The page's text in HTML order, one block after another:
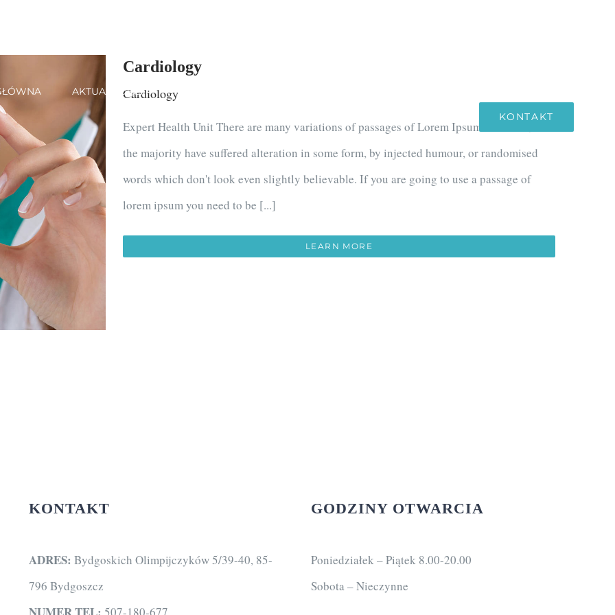
AKTUALNOŚCI NASZ ZESPÓŁ
KONTAKT
Cardiology
Cardiology
Expert Health Unit There are many variations of passages of Lorem Ipsum available, but
the majority have suffered alteration in some form, by injected humour, or randomised
words which don't look even slightly believable. If you are going to use a passage of
lorem ipsum you need to be [...]
LEARN MORE
KONTAKT
ADRES:Bydgoskich Olimpijczyków 5/39-40, 85-
796 Bydgoszcz
507-180-677
GODZINY OTWARCIA
Poniedziałek – Piątek 8.00-20.00
Sobota – Nieczynne